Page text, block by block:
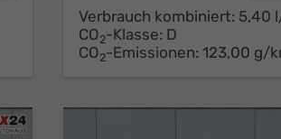
Verbrauch kombiniert: 5,40
CO2-Klasse: D
CO2-Emissionen: 123,00 g/